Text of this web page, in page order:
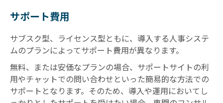
サポート費用
サブスク型、ライセンス型ともに、導入する人事システ
ムのプランによってサポート費用が異なります。
無料、または安価なプランの場合、サポートサイトの利
用やチャットでの問い合わせといった簡易的な方法での
サポートとなります。そのため、導入や運用においてし